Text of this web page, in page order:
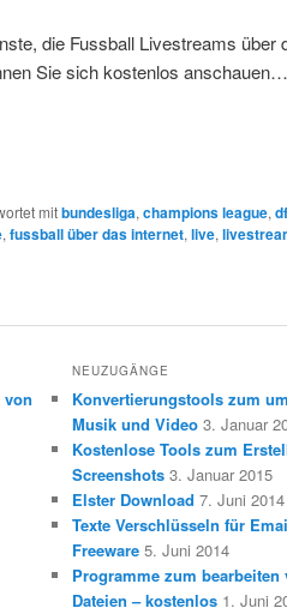
die Fussball Livestreams über
Sie sich kostenlos anschauen…
mitbundesliga, champions league,
, fussball über das internet, live,
NEUZUGÄNGE
Konvertierungstools zum
Musik und Video 3. Januar
Kostenlose Tools zum
Screenshots 3. Januar 2015
Elster Download 7. Juni 2014
Texte Verschlüsseln für
Freeware 5. Juni 2014
Programme zum bearbeiten
Dateien – kostenlos 1. Juni